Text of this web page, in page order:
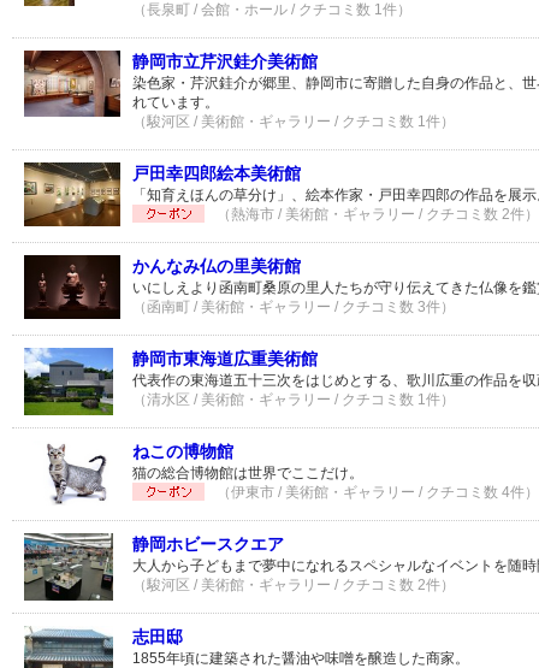
（長泉町 / 会館・ホール / クチコミ数 1件）
静岡市立芹沢銈介美術館
染色家・芹沢銈介が郷里、静岡市に寄贈した自身の作品と、
れています。
（駿河区 / 美術館・ギャラリー / クチコミ数 1件）
戸田幸四郎絵本美術館
「知育えほんの草分け」、絵本作家・戸田幸四郎の作品を展
（熱海市 / 美術館・ギャラリー / クチコミ数 2件）
かんなみ仏の里美術館
いにしえより函南町桑原の里人たちが守り伝えてきた仏像を
（函南町 / 美術館・ギャラリー / クチコミ数 3件）
静岡市東海道広重美術館
代表作の東海道五十三次をはじめとする、歌川広重の作品を
（清水区 / 美術館・ギャラリー / クチコミ数 1件）
ねこの博物館
猫の総合博物館は世界でここだけ。
（伊東市 / 美術館・ギャラリー / クチコミ数 4件）
静岡ホビースクエア
大人から子どもまで夢中になれるスペシャルなイベントを随
（駿河区 / 美術館・ギャラリー / クチコミ数 2件）
志田邸
1855年頃に建築された醤油や味噌を醸造した商家。